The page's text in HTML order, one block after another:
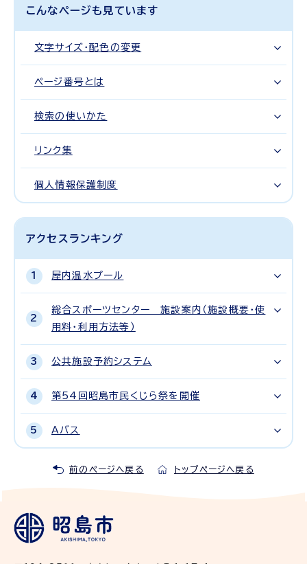
こんなページも見ています
文字サイズ・配色の変更
ページ番号とは
検索の使いかた
リンク集
個人情報保護制度
アクセスランキング
屋内温水プール
総合スポーツセンター 施設案内（施設概要・使
用料・利用方法等）
公共施設予約システム
第54回昭島市民くじら祭を開催
Aバス
前のページへ戻る トップページへ戻る